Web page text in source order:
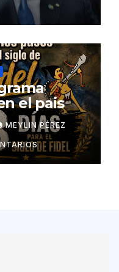
el pais
MEYLIN PÉREZ